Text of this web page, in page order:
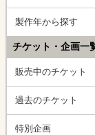
製作年から探す
チケット・企画一
販売中のチケット
過去のチケット
特別企画